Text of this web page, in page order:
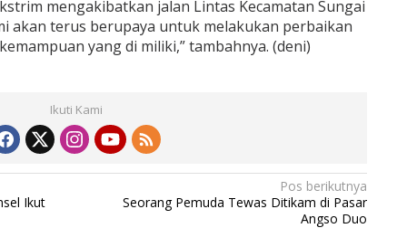
mengakibatkan jalan Lintas Kecamatan Sungai
akan terus berupaya untuk melakukan perbaikan
yang di miliki,” tambahnya. (deni)
Ikuti Kami
Ikut
Pos berikutnya
Seorang Pemuda Tewas Ditikam di Pasar
Angso Duo